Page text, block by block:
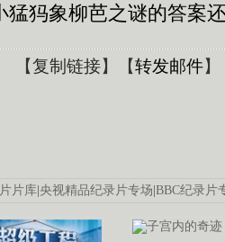
猛犸象柳芭之谜的答案
【复制链接】【转发邮件】
片库|央视精品纪录片专场|BBC纪录片